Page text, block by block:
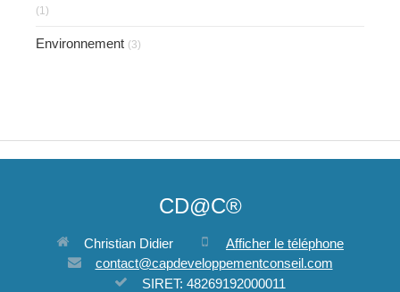
(1)
Environnement (3)
CD@C®
Christian Didier
Afficher le téléphone
contact@capdeveloppementconseil.com
SIRET: 48269192000011